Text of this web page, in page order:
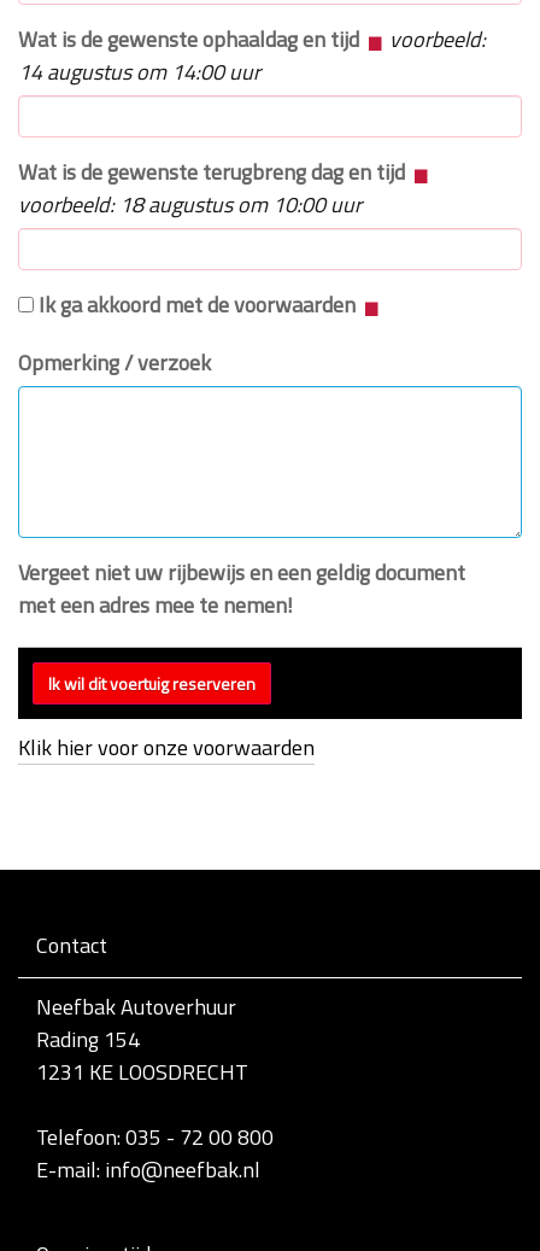
Wat is de gewenste ophaaldag en tijd
voorbeeld:
14 augustus om 14:00 uur
Wat is de gewenste terugbreng dag en tijd
voorbeeld: 18 augustus om 10:00 uur
Ik ga akkoord met de voorwaarden
Opmerking / verzoek
Vergeet niet uw rijbewijs en een geldig document
met een adres mee te nemen!
Klik hier voor onze voorwaarden
Contact
Neefbak Autoverhuur
Rading 154
1231 KE LOOSDRECHT
Telefoon: 035 - 72 00 800
E-mail: info@neefbak.nl